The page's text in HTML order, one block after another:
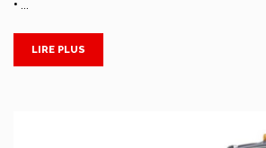
• …
LIRE PLUS